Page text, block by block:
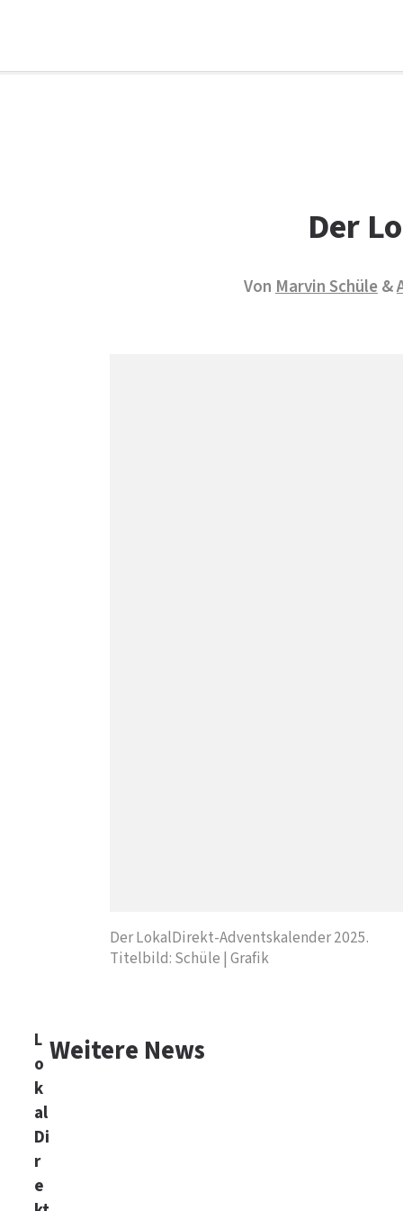
Der
VonMarvin Schüle&
Der LokalDirekt-Adventskalender 2025.
Titelbild: Schüle | Grafik
L
o
k
al
Di
r
e
Weitere News